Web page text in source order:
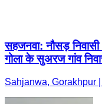
सहजनवा: नौसड़
गोला के सुअरज गांव
Sahjanwa, Gorakhpur